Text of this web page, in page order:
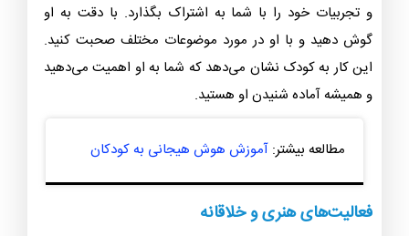
و تجربیات خود را با شما به اشتراک بگذارد. با دقت به او
گوش دهید و با او در مورد موضوعات مختلف صحبت کنید.
این کار به کودک نشان می‌دهد که شما به او اهمیت می‌دهید
و همیشه آماده شنیدن او هستید.
مطالعه بیشتر: آموزش هوش هیجانی به کودکان
فعالیت‌های هنری و خلاقانه